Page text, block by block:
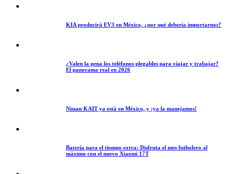
KIA producirá EV3 en México, ¿por qué debería importarnos?
¿Valen la pena los teléfonos plegables para viajar y trabajar?
El panorama real en 2026
Nissan KAIT ya está en México, y ¡ya la manejamos!
Batería para el tiempo extra: Disfruta el mes futbolero al
máximo con el nuevo Xiaomi 17T